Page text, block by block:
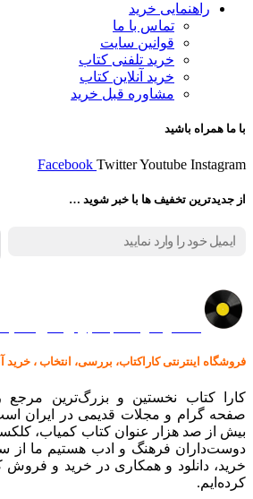
راهنمایی خرید
تماس با ما
قوانین سایت
خرید تلفنی کتاب
خرید آنلاین کتاب
مشاوره قبل خرید
با ما همراه باشید
Facebook TwitterYoutube Instagram
از جدیدترین تخفیف ها با خبر شوید …
فروشگاه اینترنتی کاراکتاب، بررسی، انتخاب ، خرید
کارا کتاب نخستین و بزرگ‌ترین مرجع
صفحه گرام و مجلات قدیمی در ایران
بیش از صد هزار عنوان کتاب کمیاب،
خرید، دانلود و همکاری در خرید و فروش
کرده‌ایم.